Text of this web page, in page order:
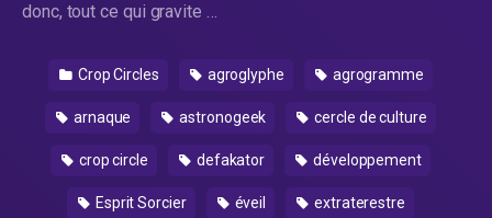
donc, tout ce qui gravite …
Crop Circles agroglyphe agrogramme
arnaque astronogeek cercle de culture
crop circle defakator développement
Esprit Sorcier éveil extraterestre